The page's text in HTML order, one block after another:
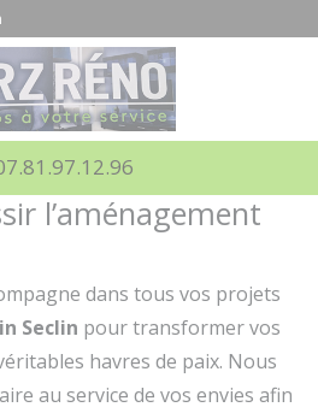
l’aménagement
dans tous vos projets
Seclin pour transformer vos
havres de paix. Nous
au service de vos envies afin